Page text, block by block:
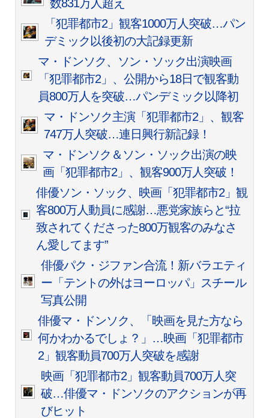
数831万人超え
「犯罪都市2」観客1000万人突破…パン
デミック以後初の大記録更新
マ・ドンソク、ソン・ソック出演映画
「犯罪都市2」、公開から18日で観客動
員800万人を突破…パンデミック以降初
マ・ドンソク主演「犯罪都市2」、観客
747万人突破…連日興行新記録！
マ・ドンソク＆ソン・ソック出演の映
画「犯罪都市2」、観客900万人突破！
俳優ソン・ソック、映画「犯罪都市2」観
客800万人動員に感謝…悪党家族らと“拉
致されてくださった800万観客のみなさ
ん愛してます”
俳優パク・ジファン合流！新バラエティ
ー「テントの外はヨーロッパ」スチール
写真公開
俳優マ・ドンソク、「映画を見た方なら
何かわかるでしょ？」…映画「犯罪都市
2」観客動員700万人突破を感謝
映画「犯罪都市2」観客動員700万人突
破…俳優マ・ドンソクのアクションが再
びヒット